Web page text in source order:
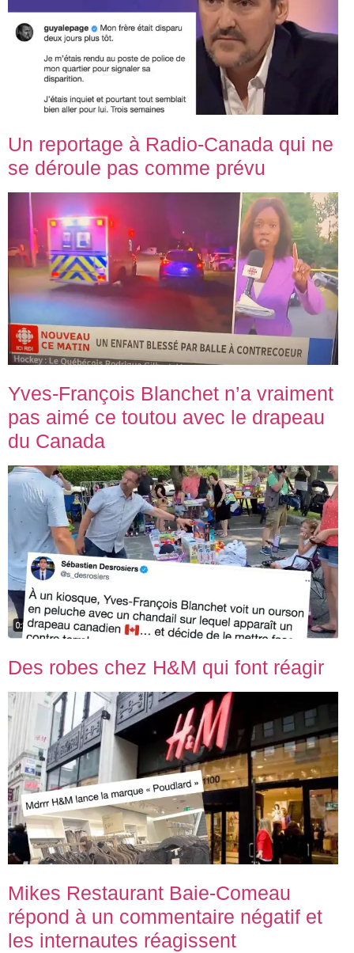
Un reportage à Radio-Canada qui ne
se déroule pas comme prévu
Yves-François Blanchet n’a vraiment
pas aimé ce toutou avec le drapeau
du Canada
Des robes chez H&M qui font réagir
Mikes Restaurant Baie-Comeau
répond à un commentaire négatif et
les internautes réagissent